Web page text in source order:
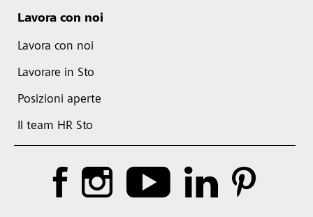
Lavora con noi
Lavora con noi
Lavorare in Sto
Posizioni aperte
Il team HR Sto